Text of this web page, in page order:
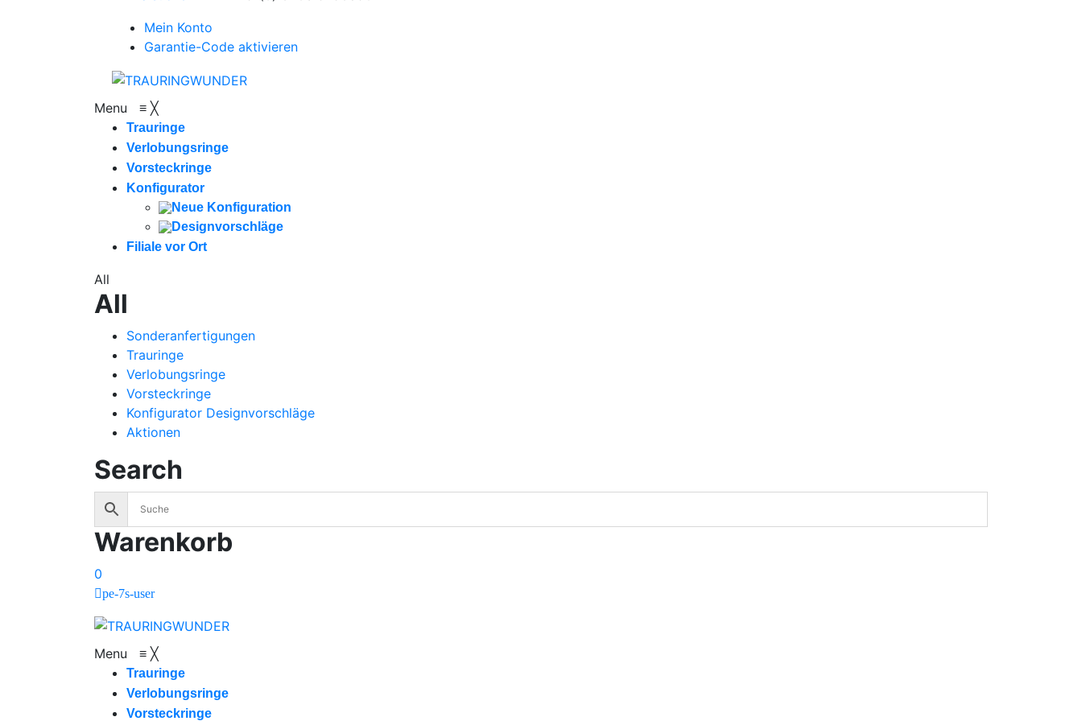
Mein Konto
Garantie-Code aktivieren
Menu ≡ ╳
Trauringe
Verlobungsringe
Vorsteckringe
Konfigurator
Neue Konfiguration
Designvorschläge
Filiale vor Ort
All
All
Sonderanfertigungen
Trauringe
Verlobungsringe
Vorsteckringe
Konfigurator Designvorschläge
Aktionen
Search
Warenkorb
0
pe-7s-user
Menu ≡ ╳
Trauringe
Verlobungsringe
Vorsteckringe